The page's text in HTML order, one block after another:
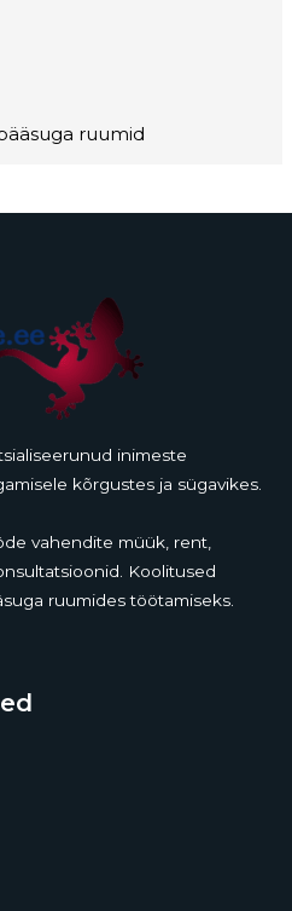
ruumid
inimeste
kõrgustes ja sügavikes.
vahendite müük, rent,
Koolitused
ruumides töötamiseks.